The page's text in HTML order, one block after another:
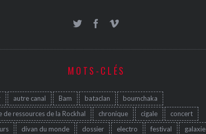
MOTS-CLÉS
autre canal Bam bataclan
boumchaka
de ressources de la Rockhal
chronique cigale
concert
divan du monde dossier electro festival galaxie